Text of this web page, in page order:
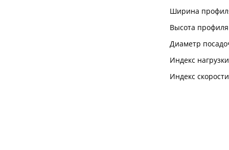
Ширина
Высота профиля
Диаметр
Индекс нагрузки
Индекс скорости